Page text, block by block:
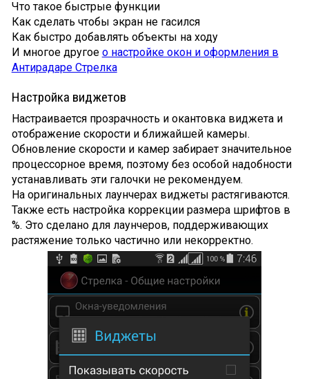
Что такое быстрые функции
Как сделать чтобы экран не гасился
Как быстро добавлять объекты на ходу
И многое другое о настройке окон и оформления в
Антирадаре Стрелка
Настройка виджетов
Настраивается прозрачность и окантовка виджета и
отображение скорости и ближайшей камеры.
Обновление скорости и камер забирает значительное
процессорное время, поэтому без особой надобности
устанавливать эти галочки не рекомендуем.
На оригинальных лаунчерах виджеты растягиваются.
Также есть настройка коррекции размера шрифтов в
%. Это сделано для лаунчеров, поддерживающих
растяжение только частично или некорректно.